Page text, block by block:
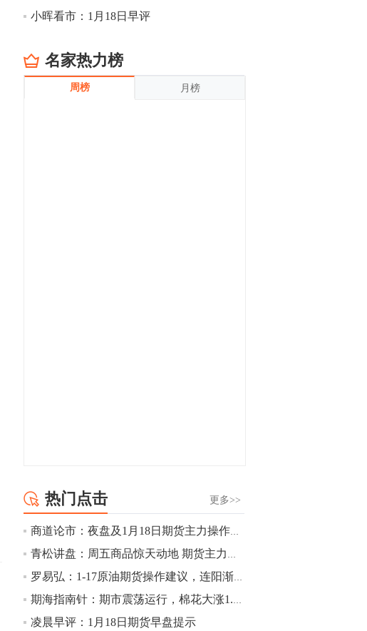
CBOT大豆期货市场上涨，11月期约收高
影响，夜盘连粕高位窄幅震荡，建议短线
操作为主。 ...
13:54
8月5日消息，内外盘贵金属强劲走升，沪
金主力合约涨停，涨幅3.99%，报334.00
幅扩大至4.4%。
10:43
【行情】芝加哥11月大豆期货跌0.4%，12
月玉米期货跌1%。
10:43
【行情】油脂油料期货表现抢眼，豆二期
小晖看市：1月18日早评
名家热力榜
周榜 月榜
更多>>
热门点击
商道论市：夜盘及1月18日期货主力操作策略
青松讲盘：周五商品惊天动地 期货主力布局启动
罗易弘：1-17原油期货操作建议，连阳渐欲迷人眼
期海指南针：期市震荡运行，棉花大涨1.69%突出重围
凌晨早评：1月18日期货早盘提示